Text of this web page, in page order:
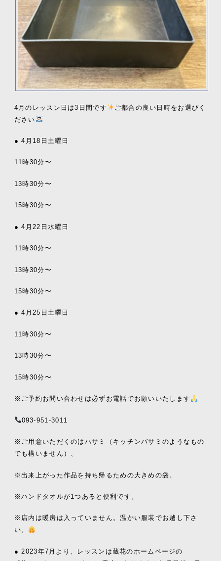
4月のレッスン日は3日間です
ご都合の良い日時をお選びく
ださい
● 4月18日土曜日
11時30分〜
13時30分〜
15時30分〜
● 4月22日水曜日
11時30分〜
13時30分〜
15時30分〜
● 4月25日土曜日
11時30分〜
13時30分〜
15時30分〜
※ご予約お問い合わせは必ずお電話でお願いいたします
093-951-3011
※ご用意いただくのはハサミ（キッチンバサミのようなもの
でも構いません）、
※出来上がった作品を持ち帰るための大きめの袋。
※ハンドタオルが1つあると便利です。
※店内は暖房は入っていません。温かい服装でお越し下さ
い。
● 2023年7月より、レッスンは蔵花のホームページの